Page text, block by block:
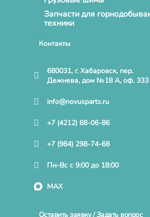
Запчасти для
техники
Контакты
680031, г. Хабаровск, пер.
Дежнева, дом №18 А, оф. 333
info@novusparts.ru
+7 (4212) 68-06-86
+7 (984) 298-74-68
Пн-Вс с 9:00 до 18:00
MAX
Оставить заявку / Задать вопрос